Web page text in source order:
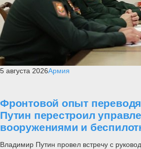
5 августа 2026Армия
Фронтовой опыт
Путин перестроил
вооружениями и
Владимир Путин провел встречу с